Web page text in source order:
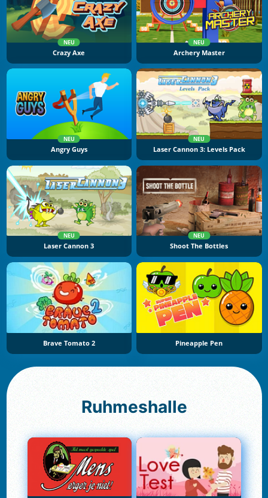
NEU
Crazy Axe
NEU
Archery Master
NEU
Angry Guys
NEU
Laser Cannon 3: Levels Pack
NEU
Laser Cannon 3
NEU
Shoot The Bottles
Brave Tomato 2 Pineapple Pen
Ruhmeshalle